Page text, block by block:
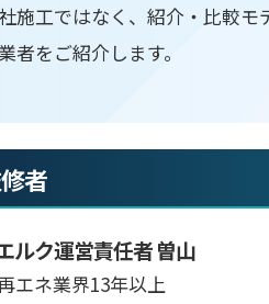
施工ではなく、紹介・比較
者をご紹介します。
者
ルク運営責任者 曽山
エネ業界13年以上